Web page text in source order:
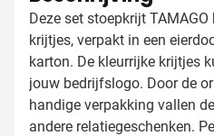
Deze set stoepkrijt
krijtjes, verpakt in een
karton. De kleurrijke krijtjes
jouw bedrijfslogo. Door de
handige verpakking vallen
andere relatiegeschenken.